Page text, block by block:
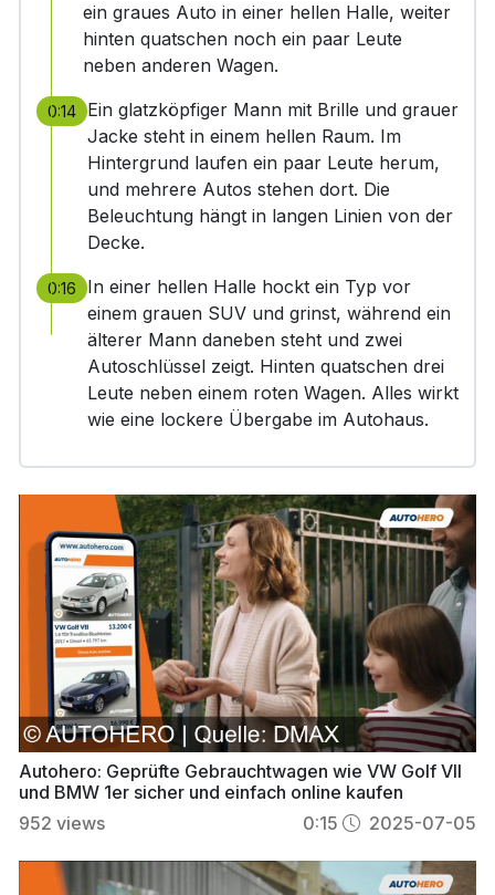
ein graues Auto in einer hellen Halle, weiter
hinten quatschen noch ein paar Leute
neben anderen Wagen.
0:14 Ein glatzköpfiger Mann mit Brille und grauer
Jacke steht in einem hellen Raum. Im
Hintergrund laufen ein paar Leute herum,
und mehrere Autos stehen dort. Die
Beleuchtung hängt in langen Linien von der
Decke.
0:16
In einer hellen Halle hockt ein Typ vor
einem grauen SUV und grinst, während ein
älterer Mann daneben steht und zwei
Autoschlüssel zeigt. Hinten quatschen drei
Leute neben einem roten Wagen. Alles wirkt
wie eine lockere Übergabe im Autohaus.
Autohero: Geprüfte Gebrauchtwagen wie VW Golf VII
und BMW 1er sicher und einfach online kaufen
952 views 0:15 2025-07-05